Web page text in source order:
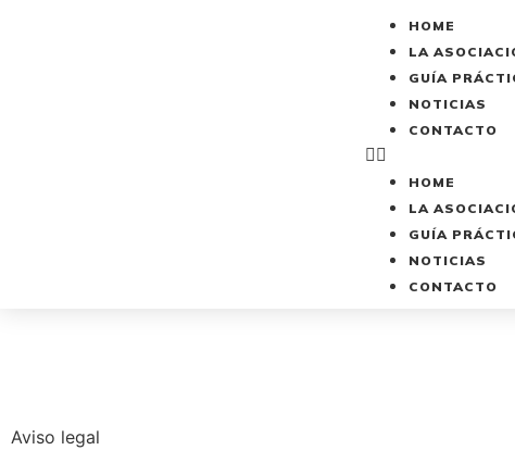
HOME
LA
GUÍA
NOTICIAS
CONTACTO
HOME
LA
GUÍA
NOTICIAS
CONTACTO
Aviso legal